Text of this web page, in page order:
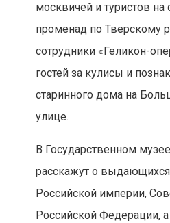
москвичей и туристов на
променад по Тверскому
сотрудники «Геликон-
гостей за кулисы и
старинного дома на
улице.
В Государственном
расскажут о выдающихся
Российской империи,
Российской Федерации,